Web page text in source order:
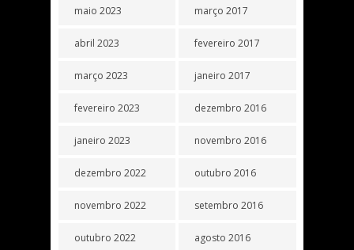
maio 2023
abril 2023
março 2023
fevereiro 2023
janeiro 2023
dezembro 2022
novembro 2022
outubro 2022
março 2017
fevereiro 2017
janeiro 2017
dezembro 2016
novembro 2016
outubro 2016
setembro 2016
agosto 2016